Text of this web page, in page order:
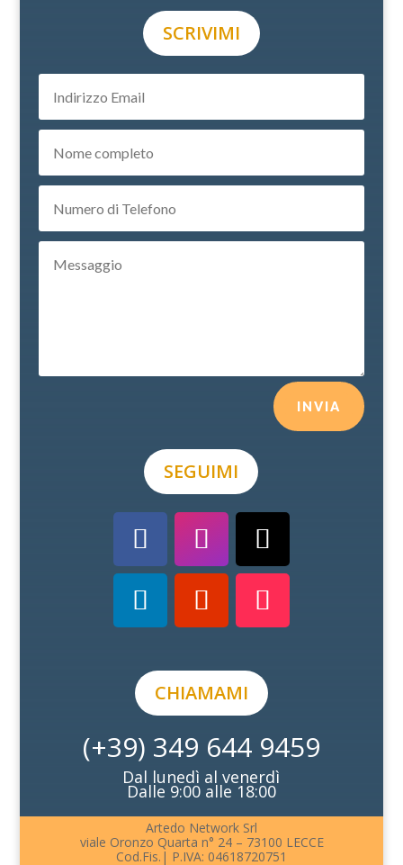
SCRIVIMI
INVIA
SEGUIMI
CHIAMAMI
(+39) 349 644 9459
Dal lunedì al venerdì
Dalle 9:00 alle 18:00
Artedo Network Srl
viale Oronzo Quarta n° 24 – 73100 LECCE
Cod.Fis.| P.IVA: 04618720751